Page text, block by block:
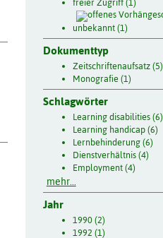
freier Zugriff (1)
unbekannt (1)
Dokumenttyp
Zeitschriftenaufsatz (5)
Monografie (1)
Schlagwörter
Learning disabilities (6)
Learning handicap (6)
Lernbehinderung (6)
Dienstverhältnis (4)
Employment (4)
mehr...
Jahr
1990 (2)
1992 (1)